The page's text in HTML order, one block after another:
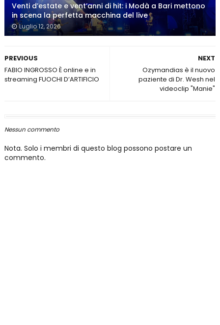
Venti d’estate e vent’anni di hit: i Modà a Bari mettono
in scena la perfetta macchina del live
Luglio 12, 2026
NEXT
Ozymandias è il nuovo
paziente di Dr. Wesh nel
videoclip "Manie"
PREVIOUS
FABIO INGROSSO È online e in
streaming FUOCHI D’ARTIFICIO
Nessun commento
Nota. Solo i membri di questo blog possono postare un
commento.